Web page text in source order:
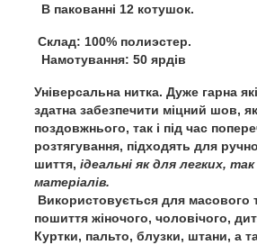
Універсальна нитка. Дуже гарна
здатна забезпечити міцний шов,
поздовжнього, так і під час
розтягування, підходять для
шиття, ідеальні як для легких,
матеріалів.
Використовується для масового
пошиття жіночого, чоловічого,
Куртки, пальто, блузки, штани, а
Склад: 100% полиэстер.
Намотування: 50 ярдів
В пакованні 12 котушок.